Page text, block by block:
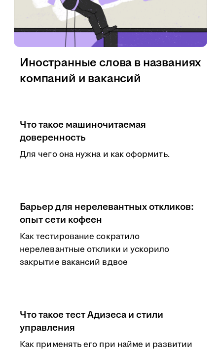
Иностранные слова в названиях
компаний и вакансий
Что такое машиночитаемая
доверенность
Для чего она нужна и как оформить.
Барьер для нерелевантных откликов:
опыт сети кофеен
Как тестирование сократило
нерелевантные отклики и ускорило
закрытие вакансий вдвое
Что такое тест Адизеса и стили
управления
Как применять его при найме и развитии